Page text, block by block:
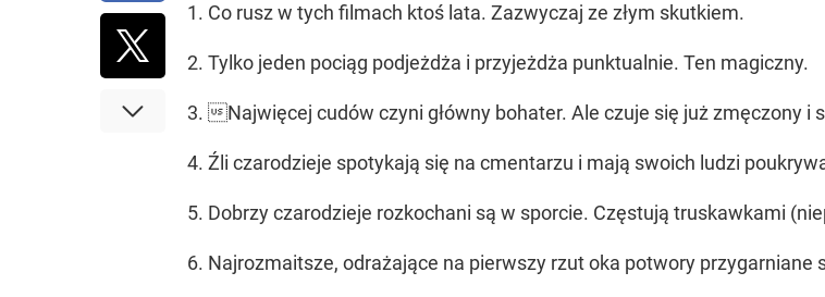
1. Co rusz w tych filmach ktoś lata. Zazwyczaj ze złym skutkiem.
2. Tylko jeden pociąg podjeżdża i przyjeżdża punktualnie. Ten magiczny.
3. Najwięcej cudów czyni główny bohater. Ale czuje się już zmęczony i
4. Źli czarodzieje spotykają się na cmentarzu i mają swoich ludzi
5. Dobrzy czarodzieje rozkochani są w sporcie. Częstują truskawkami
6. Najrozmaitsze, odrażające na pierwszy rzut oka potwory przygarniane